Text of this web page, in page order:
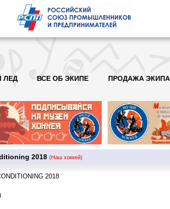
ЛЕД ВСЕ ОБ ЭКИПЕ ПРОДАЖА ЭКИПА
2018 (Наш хоккей)
2018